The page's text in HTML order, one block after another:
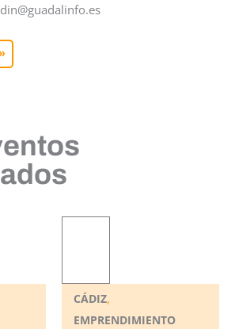
CÁDIZ,
EMPRENDIMIENTO